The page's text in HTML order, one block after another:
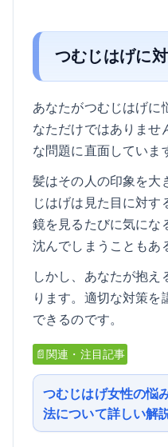
つむじはげに
あなたがつむじはげに
なただけではありませ
な問題に直面していま
髪はその人の印象を大
じはげは見た目に対す
鏡を見るたびに気にな
沈んでしまうこともあ
しかし、あなたが抱
ります。適切な対策
できるのです。
📄関連・注目記事
つむじはげ女性の悩
法について詳しい解